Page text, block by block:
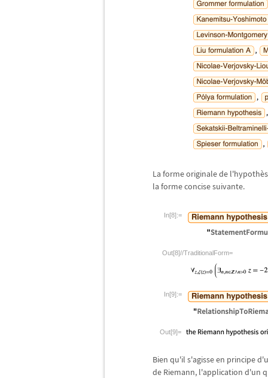
La forme originale de l'hypothè
la forme concise suivante.
In[8]:=
Out[8]//TraditionalForm=
In[9]:=
Out[9]=
Bien qu'il s'agisse en principe
de Riemann, l'application d'un